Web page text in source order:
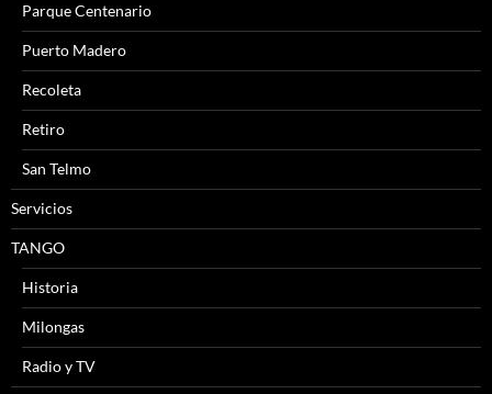
Parque Centenario
Puerto Madero
Recoleta
Retiro
San Telmo
Servicios
TANGO
Historia
Milongas
Radio y TV